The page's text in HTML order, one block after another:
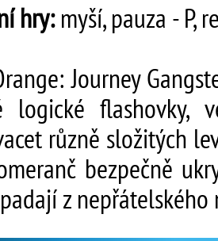
hry:myší, pauza - P,
Journey
logické
různě složitých
bezpečně
z nepřátelského